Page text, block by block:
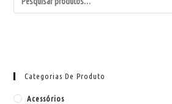
Categorias De Produto
Acessórios